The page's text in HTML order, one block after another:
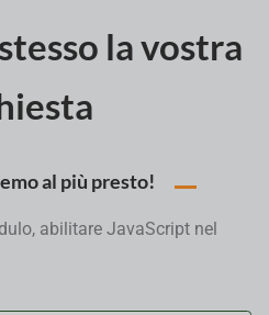
la vostra
al più presto!
abilitare JavaScript nel